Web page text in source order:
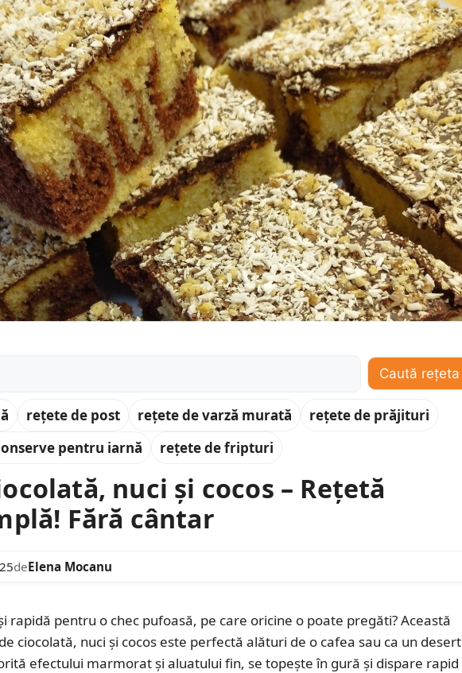
Caută rețeta
rețete de post rețete de varză murată
rețete de prăjituri
pentru iarnă rețete de fripturi
nuci și cocos – Rețetă
Fără cântar
deElena Mocanu
rapidă pentru o chec pufoasă, pe care oricine o poate pregăti? Această
ciocolată, nuci și cocos este perfectă alături de o cafea sau ca un desert
efectului marmorat și aluatului fin, se topește în gură și dispare rapid